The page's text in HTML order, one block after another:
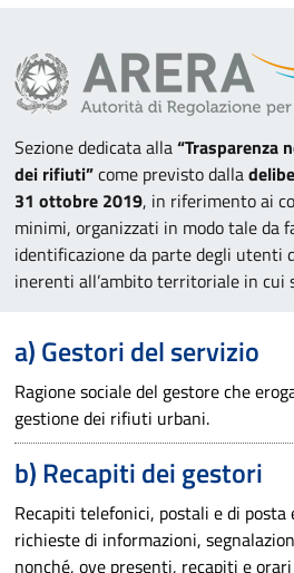
Sezione dedicata alla“Trasparenza
dei rifiuti”come previsto dalla
31 ottobre 2019, in riferimento ai
minimi, organizzati in modo tale da
identificazione da parte degli utenti
inerenti all’ambito territoriale in cui
a) Gestori del servizio
Ragione sociale del gestore che
gestione dei rifiuti urbani.
b) Recapiti dei gestori
Recapiti telefonici, postali e di posta
richieste di informazioni,
nonché, ove presenti, recapiti e